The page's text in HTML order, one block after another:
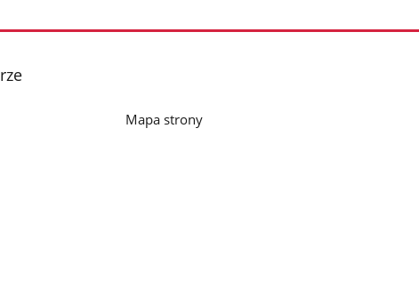
Mapa strony